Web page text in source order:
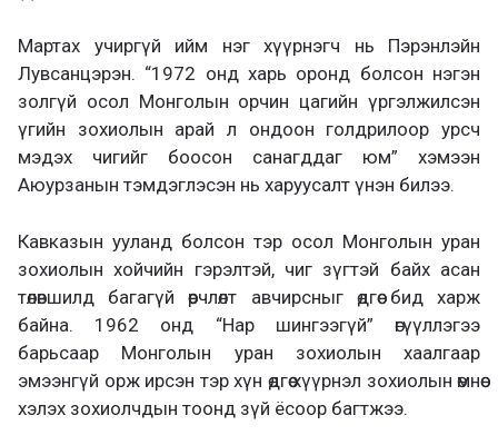
Мартах учиргүй ийм нэг хүүрнэгч нь Пэрэнлэйн
Лувсанцэрэн. “1972 онд харь оронд болсон нэгэн
золгүй осол Монголын орчин цагийн үргэлжилсэн
үгийн зохиолын арай л ондоон голдрилоор урсч
мэдэх чигийг боосон санагддаг юм” хэмээн
Аюурзанын тэмдэглэсэн нь харуусалт үнэн билээ.
Кавказын ууланд болсон тэр осол Монголын уран
зохиолын хойчийн гэрэлтэй, чиг зүгтэй байх асан
төлөвшилд багагүй өөрчлөлт авчирсныг өдгөө бид харж
байна. 1962 онд “Нар шингээгүй” өгүүллэгээ
барьсаар Монголын уран зохиолын хаалгаар
эмээнгүй орж ирсэн тэр хүн өдгөө хүүрнэл зохиолын өмнөө
хэлэх зохиолчдын тоонд зүй ёсоор багтжээ.